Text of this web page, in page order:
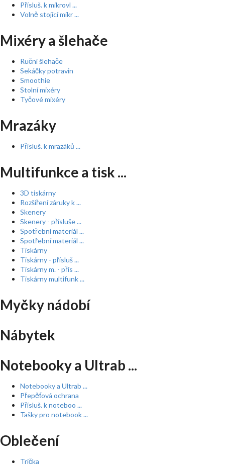
Přísluš. k mikrovl ...
Volně stojící mikr ...
Mixéry a šlehače
Ruční šlehače
Sekáčky potravin
Smoothie
Stolní mixéry
Tyčové mixéry
Mrazáky
Přísluš. k mrazáků ...
Multifunkce a tisk ...
3D tiskárny
Rozšíření záruky k ...
Skenery
Skenery - přísluše ...
Spotřební materiál ...
Spotřební materiál ...
Tiskárny
Tiskárny - přísluš ...
Tiskárny m. - přís ...
Tiskárny multifunk ...
Myčky nádobí
Nábytek
Notebooky a Ultrab ...
Notebooky a Ultrab ...
Přepěťová ochrana
Přísluš. k noteboo ...
Tašky pro notebook ...
Oblečení
Trička